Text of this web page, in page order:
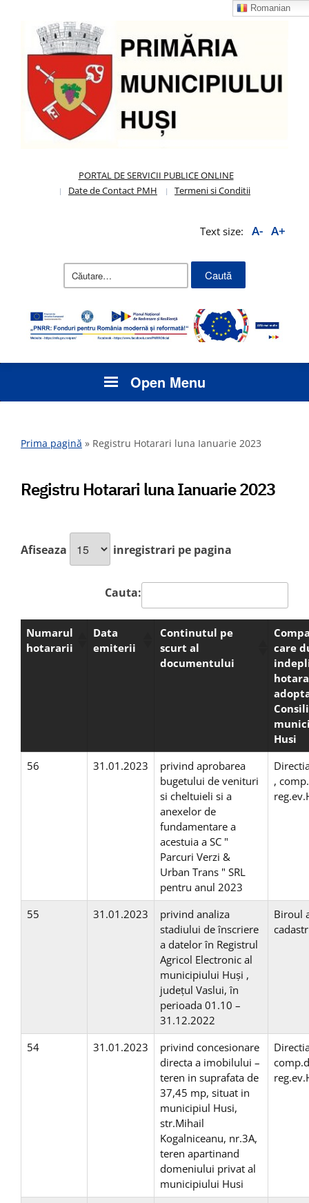
PORTAL DE SERVICII PUBLICE ONLINE
Date de Contact PMH
Termeni si Conditii
Text size: A- A+
Caută
Open Menu
Prima pagină » Registru Hotarari luna Ianuarie 2023
Registru Hotarari luna Ianuarie 2023
Afiseaza inregistrari pe pagina
Cauta:
Numarul
hotararii
Data
emiterii
Continutul pe
scurt al
documentului
care
Husi
56
31.01.2023
privind aprobarea
bugetului de venituri
si cheltuieli si a
anexelor de
fundamentare a
acestuia a SC "
Parcuri Verzi &
Urban Trans " SRL
pentru anul 2023
,
55 31.01.2023
privind analiza
stadiului de înscriere
a datelor în Registrul
Agricol Electronic al
municipiului Huși ,
județul Vaslui, în
perioada 01.10 –
31.12.2022
Biroul
54 31.01.2023
privind concesionare
directa a imobilului –
teren in suprafata de
37,45 mp, situat in
municipiul Husi,
str.Mihail
Kogalniceanu, nr.3A,
teren apartinand
domeniului privat al
municipiului Husi
Romanian